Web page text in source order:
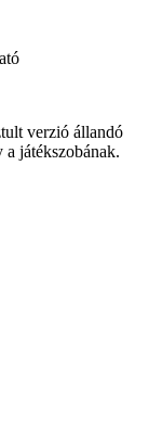
verzió állandó
játékszobának.